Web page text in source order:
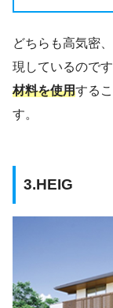
どちらも高気密
現しているのです
材料を使用する
す。
3.HEIG